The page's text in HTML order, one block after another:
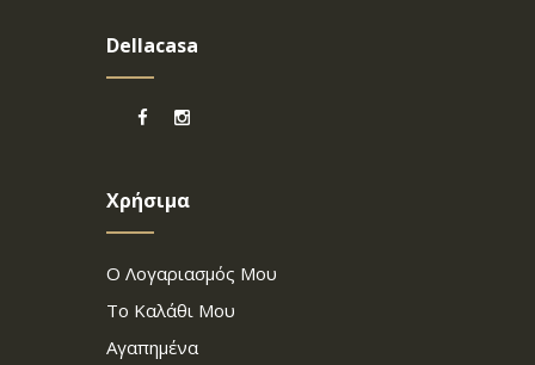
Dellacasa
Χρήσιμα
Ο Λογαριασμός Μου
Το Καλάθι Μου
Αγαπημένα